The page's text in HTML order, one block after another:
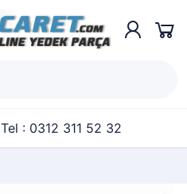
Tel : 0312 311 52 32